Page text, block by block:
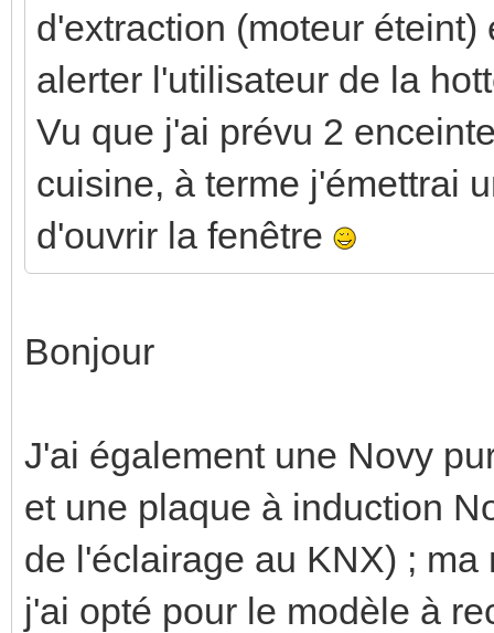
d'extraction (moteur
alerter l'utilisateur de la
Vu que j'ai prévu 2
cuisine, à terme j'émettrai
d'ouvrir la fenêtre
Bonjour
J'ai également une Novy
et une plaque à induction
de l'éclairage au KNX) ;
j'ai opté pour le modèle à